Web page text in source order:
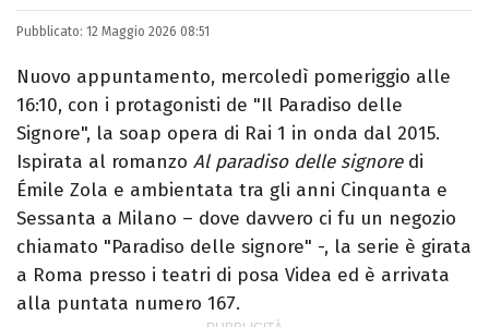
E-MAIL
INSTAGRAM FACEBOOK
Libero Magazine è il canale del portale
Libero.it dedicato al mondo della
televisione, dello spettacolo e del gossip.
Pubblicato: 12 Maggio 2026 08:51
Nuovo appuntamento, mercoledì pomeriggio alle
16:10, con i protagonisti de "Il Paradiso delle
Signore", la soap opera di Rai 1 in onda dal 2015.
Ispirata al romanzo Al paradiso delle signoredi
Émile Zola e ambientata tra gli anni Cinquanta e
Sessanta a Milano – dove davvero ci fu un negozio
chiamato "Paradiso delle signore" -, la serie è girata
a Roma presso i teatri di posa Videa ed è arrivata
alla puntata numero 167.